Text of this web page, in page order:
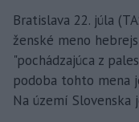
Bratislava 22. júla
ženské meno
"pochádzajúca z
podoba tohto mena
Na území Slovenska